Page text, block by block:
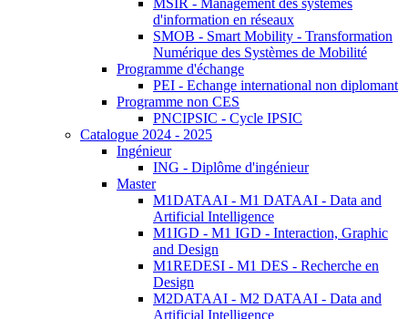
MSIR - Management des systèmes
d'information en réseaux
SMOB - Smart Mobility - Transformation
Numérique des Systèmes de Mobilité
Programme d'échange
PEI - Echange international non diplomant
Programme non CES
PNCIPSIC - Cycle IPSIC
Catalogue 2024 - 2025
Ingénieur
ING - Diplôme d'ingénieur
Master
M1DATAAI - M1 DATAAI - Data and
Artificial Intelligence
M1IGD - M1 IGD - Interaction, Graphic
and Design
M1REDESI - M1 DES - Recherche en
Design
M2DATAAI - M2 DATAAI - Data and
Artificial Intelligence